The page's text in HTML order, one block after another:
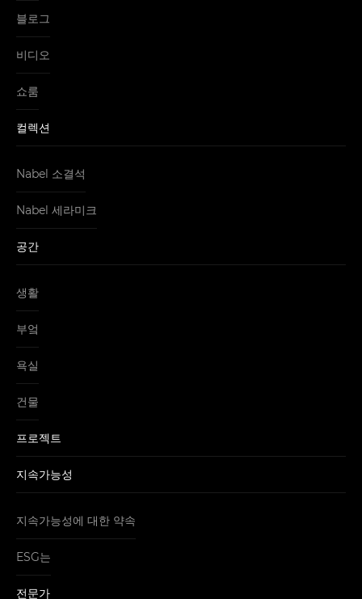
블로그
비디오
쇼룸
컬렉션
Nabel 소결석
Nabel 세라미크
공간
생활
부엌
욕실
건물
프로젝트
지속가능성
지속가능성에 대한 약속
ESG는
전문가